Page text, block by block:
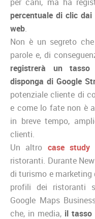
percentuale di clic
web.
Non è un segreto
parole e, di
registrerà un
disponga di Google
potenziale cliente di
e come lo fate non è
in breve tempo,
clienti.
Un altro case study
ristoranti. Durante
di turismo e
profili dei ristoranti
Google Maps
che, in media, il tasso